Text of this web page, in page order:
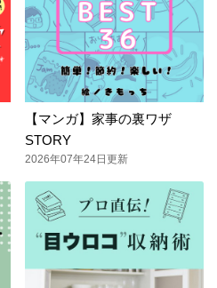
【マンガ】家事の裏ワザ
STORY
2026年07年24日更新